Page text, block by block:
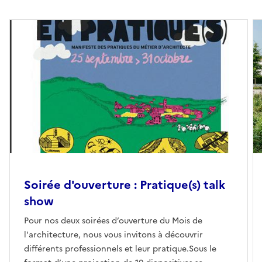
Soirée d'ouverture : Pratique(s) talk
show
Pour nos deux soirées d’ouverture du Mois de
l'architecture, nous vous invitons à découvrir
différents professionnels et leur pratique.Sous le